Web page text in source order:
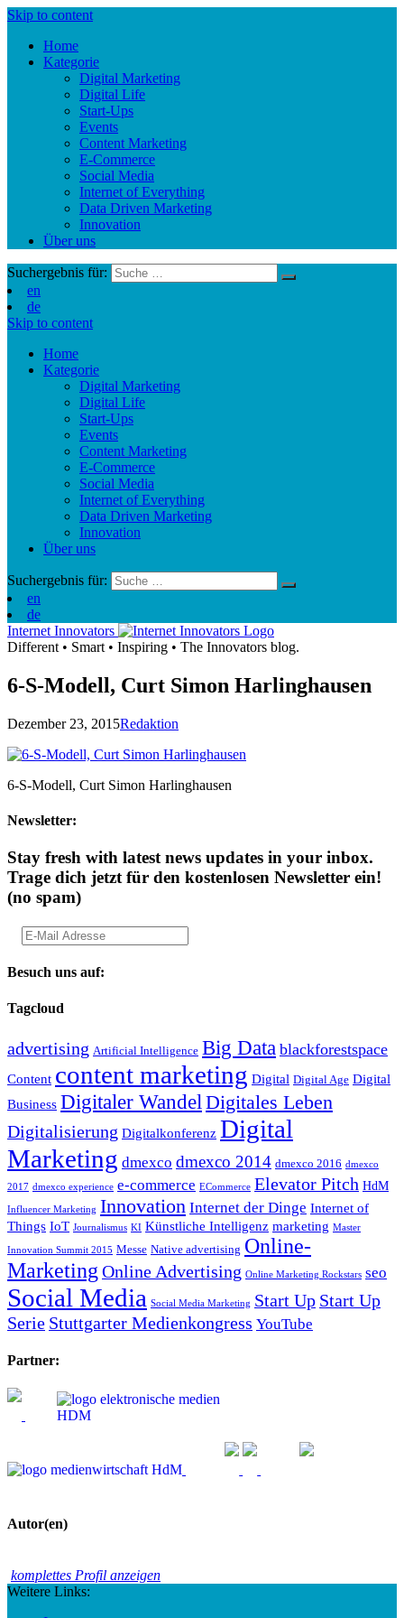
Skip to content
Home
Kategorie
Digital Marketing
Digital Life
Start-Ups
Events
Content Marketing
E-Commerce
Social Media
Internet of Everything
Data Driven Marketing
Innovation
Über uns
Suchergebnis für:
en
de
Skip to content
Home
Kategorie
Digital Marketing
Digital Life
Start-Ups
Events
Content Marketing
E-Commerce
Social Media
Internet of Everything
Data Driven Marketing
Innovation
Über uns
Suchergebnis für:
en
de
Internet Innovators
Different • Smart • Inspiring • The Innovators blog.
6-S-Modell, Curt Simon Harlinghausen
Dezember 23, 2015Redaktion
6-S-Modell, Curt Simon Harlinghausen
Newsletter:
Stay fresh with latest news updates in your inbox.
Trage dich jetzt für den kostenlosen Newsletter ein!
(no spam)
Besuch uns auf:
Tagcloud
advertising Artificial Intelligence Big Data blackforestspace
Content content marketing Digital Digital Age Digital
Business Digitaler Wandel Digitales Leben
Digitalisierung Digitalkonferenz Digital
Marketing dmexco dmexco 2014 dmexco 2016 dmexco
2017 dmexco experience e-commerce ECommerce Elevator Pitch HdM
Influencer Marketing Innovation Internet der Dinge Internet of
Things IoT Journalismus KI Künstliche Intelligenz marketing Master
Innovation Summit 2015 Messe Native advertising Online-
Marketing Online Advertising Online Marketing Rockstars seo
Social Media Social Media Marketing Start Up Start Up
Serie Stuttgarter Medienkongress YouTube
Partner:
Autor(en)
komplettes Profil anzeigen
Weitere Links: